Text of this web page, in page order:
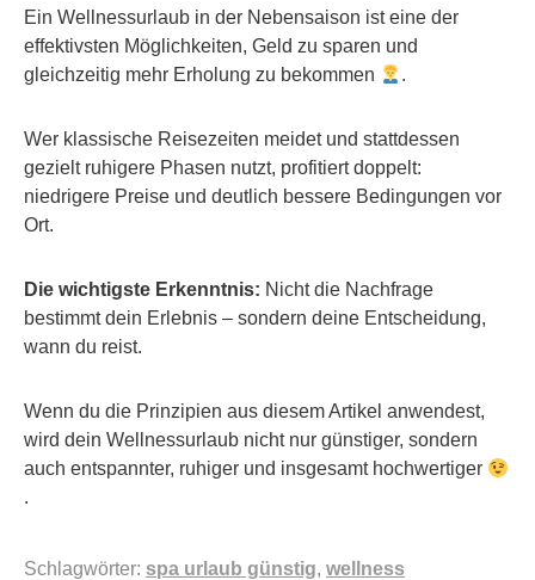
Ein Wellnessurlaub in der Nebensaison ist eine der
effektivsten Möglichkeiten, Geld zu sparen und
gleichzeitig mehr Erholung zu bekommen
.
Wer klassische Reisezeiten meidet und stattdessen
gezielt ruhigere Phasen nutzt, profitiert doppelt:
niedrigere Preise und deutlich bessere Bedingungen vor
Ort.
Die wichtigste Erkenntnis: Nicht die Nachfrage
bestimmt dein Erlebnis – sondern deine Entscheidung,
wann du reist.
Wenn du die Prinzipien aus diesem Artikel anwendest,
wird dein Wellnessurlaub nicht nur günstiger, sondern
auch entspannter, ruhiger und insgesamt hochwertiger
.
Schlagwörter: spa urlaub günstig, wellness